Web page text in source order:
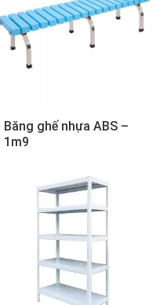
Băng ghế nhựa ABS –
1m9